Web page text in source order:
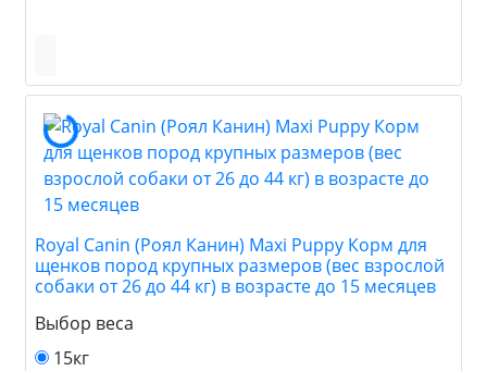
Royal Canin (Роял Канин) Maxi Puppy Корм для
щенков пород крупных размеров (вес взрослой
собаки от 26 до 44 кг) в возрасте до 15 месяцев
Выбор веса
15кг